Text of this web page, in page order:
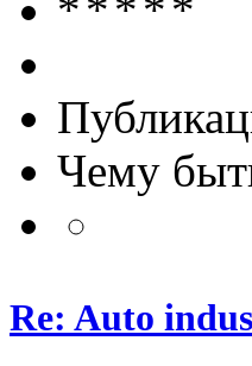
Чему
Re: Auto